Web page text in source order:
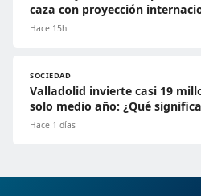
caza con proyección
Hace 15h
SOCIEDAD
Valladolid invierte casi 19
solo medio año: ¿Qué
Hace 1 días